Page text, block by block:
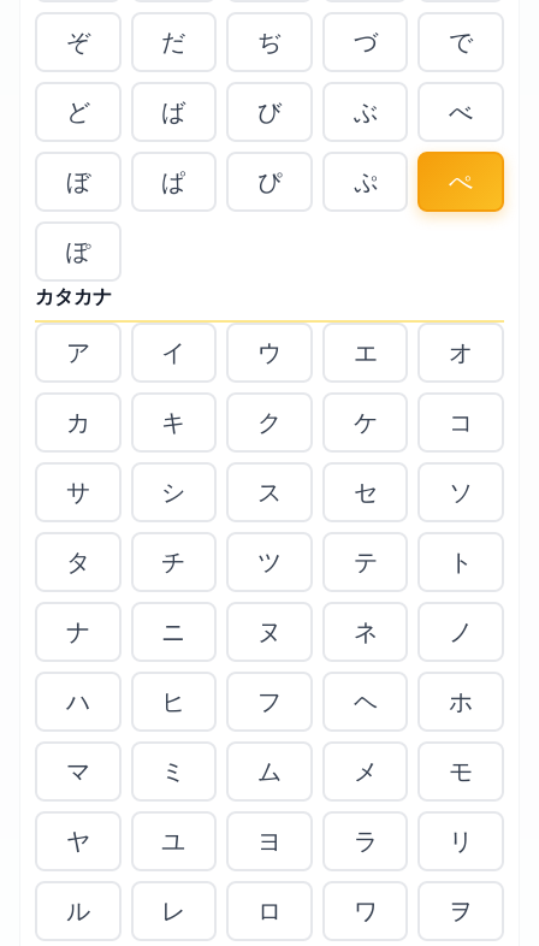
ぞ だ ぢ づ で
ど ば び ぶ べ
ぼ ぱ ぴ ぷ ぺ
ぽ
カタカナ
ア イ ウ エ オ
カ キ ク ケ コ
サ シ ス セ ソ
タ チ ツ テ ト
ナ ニ ヌ ネ ノ
ハ ヒ フ ヘ ホ
マ ミ ム メ モ
ヤ ユ ヨ ラ リ
ル レ ロ ワ ヲ